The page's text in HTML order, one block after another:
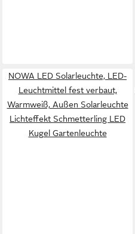
NOWA LED Solarleuchte, LED-
Leuchtmittel fest verbaut,
Warmweiß, Außen Solarleuchte
Lichteffekt Schmetterling LED
Kugel Gartenleuchte